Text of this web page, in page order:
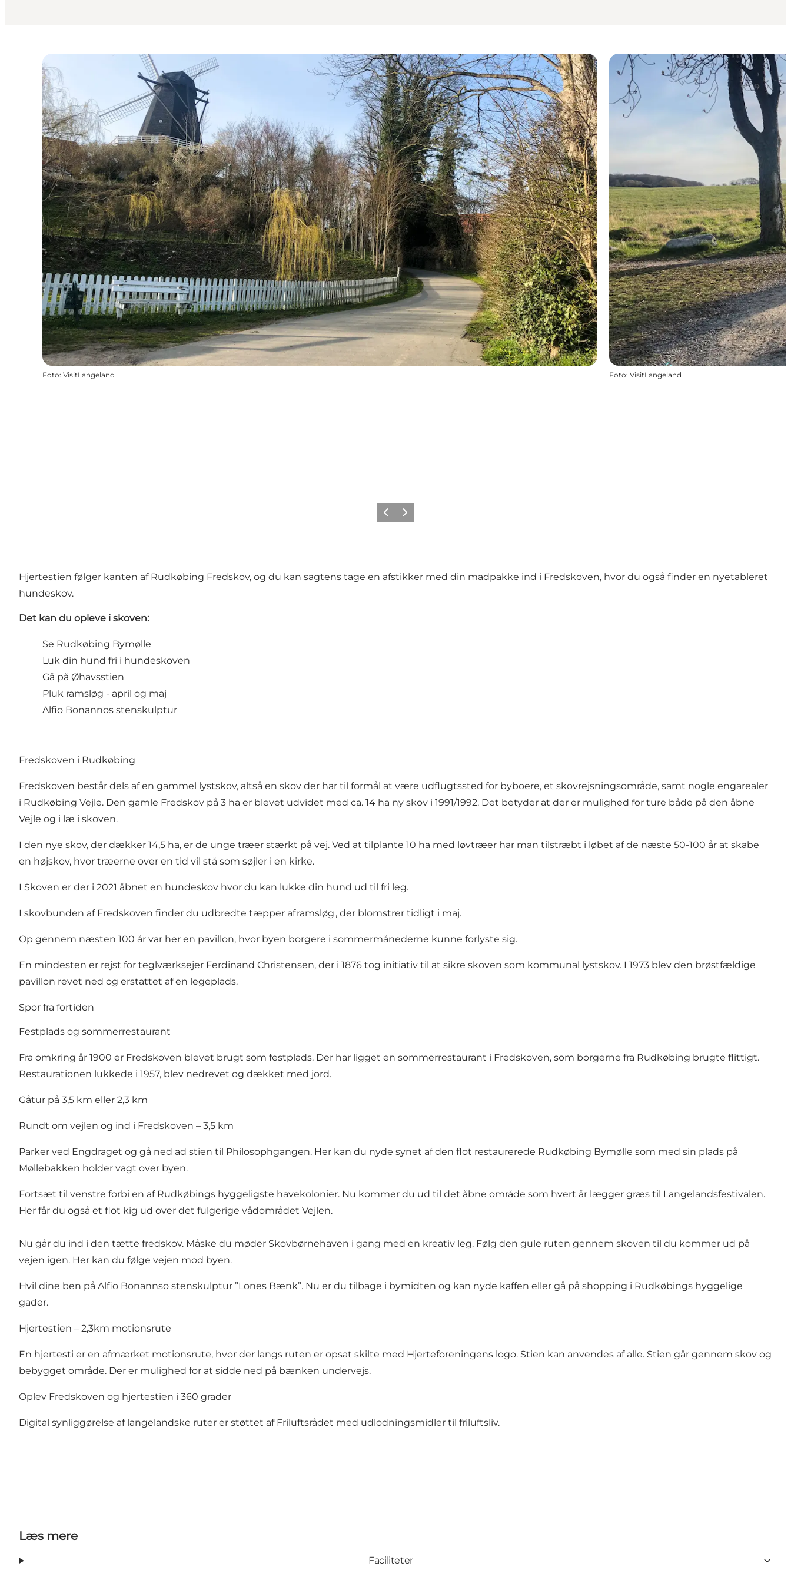
Foto: VisitLangeland Foto: VisitLangeland
ForrigeNæste
Hjertestien følger kanten af Rudkøbing Fredskov, og du kan sagtens tage en afstikker med din madpakke ind i Fredskoven, hvor du også finder en nyetableret
hundeskov.
Det kan du opleve i skoven:
Se Rudkøbing Bymølle
Luk din hund fri i hundeskoven
Gå på Øhavsstien
Pluk ramsløg - april og maj
Alfio Bonannos stenskulptur
Fredskoven i Rudkøbing
Fredskoven består dels af en gammel lystskov, altså en skov der har til formål at være udflugtssted for byboere, et skovrejsningsområde, samt nogle engarealer
i Rudkøbing Vejle. Den gamle Fredskov på 3 ha er blevet udvidet med ca. 14 ha ny skov i 1991/1992. Det betyder at der er mulighed for ture både på den åbne
Vejle og i læ i skoven.
I den nye skov, der dækker 14,5 ha, er de unge træer stærkt på vej. Ved at tilplante 10 ha med løvtræer har man tilstræbt i løbet af de næste 50-100 år at skabe
en højskov, hvor træerne over en tid vil stå som søjler i en kirke.
I Skoven er der i 2021 åbnet en hundeskov hvor du kan lukke din hund ud til fri leg.
I skovbunden af Fredskoven finder du udbredte tæpper af ramsløg , der blomstrer tidligt i maj.
Op gennem næsten 100 år var her en pavillon, hvor byen borgere i sommermånederne kunne forlyste sig.
En mindesten er rejst for teglværksejer Ferdinand Christensen, der i 1876 tog initiativ til at sikre skoven som kommunal lystskov. I 1973 blev den brøstfældige
pavillon revet ned og erstattet af en legeplads.
Spor fra fortiden
Festplads og sommerrestaurant
Fra omkring år 1900 er Fredskoven blevet brugt som festplads. Der har ligget en sommerrestaurant i Fredskoven, som borgerne fra Rudkøbing brugte flittigt.
Restaurationen lukkede i 1957, blev nedrevet og dækket med jord.
Gåtur på 3,5 km eller 2,3 km
Rundt om vejlen og ind i Fredskoven – 3,5 km
Parker ved Engdraget og gå ned ad stien til Philosophgangen. Her kan du nyde synet af den flot restaurerede Rudkøbing Bymølle som med sin plads på
Møllebakken holder vagt over byen.
Fortsæt til venstre forbi en af Rudkøbings hyggeligste havekolonier. Nu kommer du ud til det åbne område som hvert år lægger græs til Langelandsfestivalen.
Her får du også et flot kig ud over det fulgerige vådområdet Vejlen.
Nu går du ind i den tætte fredskov. Måske du møder Skovbørnehaven i gang med en kreativ leg. Følg den gule ruten gennem skoven til du kommer ud på
vejen igen. Her kan du følge vejen mod byen.
Hvil dine ben på Alfio Bonannso stenskulptur ”Lones Bænk”. Nu er du tilbage i bymidten og kan nyde kaffen eller gå på shopping i Rudkøbings hyggelige
gader.
Hjertestien – 2,3km motionsrute
En hjertesti er en afmærket motionsrute, hvor der langs ruten er opsat skilte med Hjerteforeningens logo. Stien kan anvendes af alle. Stien går gennem skov og
bebygget område. Der er mulighed for at sidde ned på bænken undervejs.
Oplev Fredskoven og hjertestien i 360 grader
Digital synliggørelse af langelandske ruter er støttet af Friluftsrådet med udlodningsmidler til friluftsliv.
Læs mere
Faciliteter